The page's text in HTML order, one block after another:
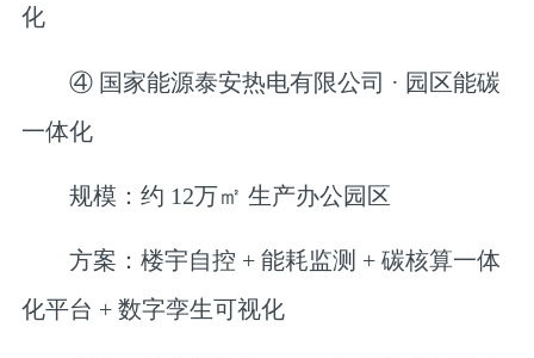
化
④ 国家能源泰安热电有限公司 · 园区能碳
一体化
规模 ：约 12万㎡ ​ 生产办公园区
方案 ：楼宇自控 + 能耗监测 + 碳核算一体
化平台 ​ + 数字孪生可视化